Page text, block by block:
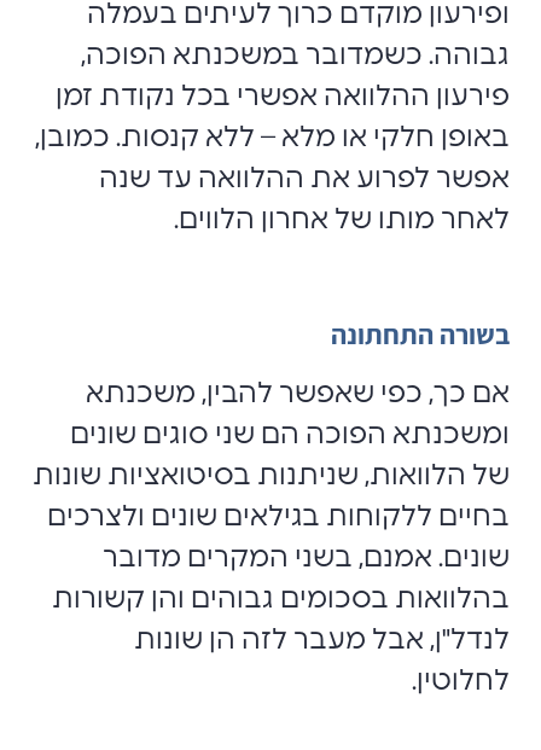
ופירעון מוקדם כרוך לעיתים בעמלה
גבוהה. כשמדובר במשכנתא הפוכה,
פירעון ההלוואה אפשרי בכל נקודת זמן
באופן חלקי או מלא – ללא קנסות. כמובן,
אפשר לפרוע את ההלוואה עד שנה
לאחר מותו של אחרון הלווים.
בשורה התחתונה
אם כך, כפי שאפשר להבין, משכנתא
ומשכנתא הפוכה הם שני סוגים שונים
של הלוואות, שניתנות בסיטואציות שונות
בחיים ללקוחות בגילאים שונים ולצרכים
שונים. אמנם, בשני המקרים מדובר
בהלוואות בסכומים גבוהים והן קשורות
לנדל"ן, אבל מעבר לזה הן שונות
לחלוטין.